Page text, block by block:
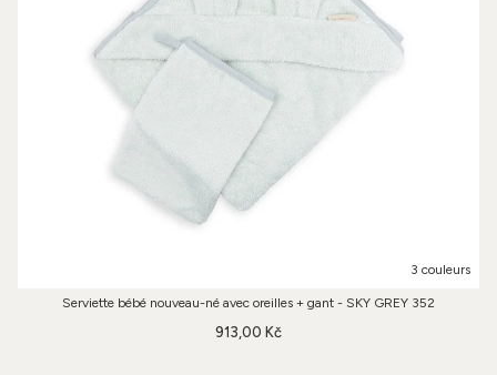
3 couleurs
Serviette bébé nouveau-né avec oreilles + gant - SKY GREY 352
913,00 Kč